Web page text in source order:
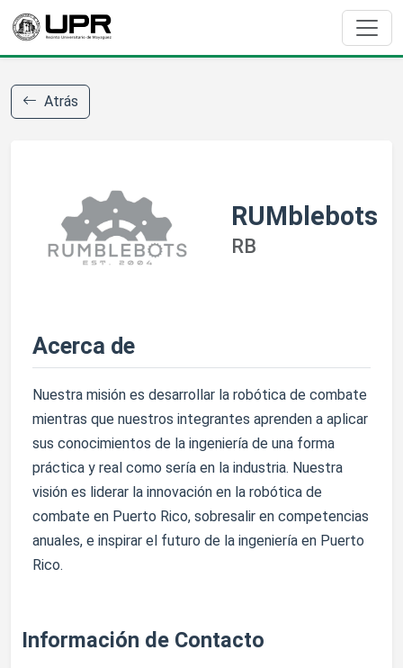
Atrás
RUMblebots
RB
Acerca de
Nuestra misión es desarrollar la robótica de combate
mientras que nuestros integrantes aprenden a aplicar
sus conocimientos de la ingeniería de una forma
práctica y real como sería en la industria. Nuestra
visión es liderar la innovación en la robótica de
combate en Puerto Rico, sobresalir en competencias
anuales, e inspirar el futuro de la ingeniería en Puerto
Rico.
Información de Contacto